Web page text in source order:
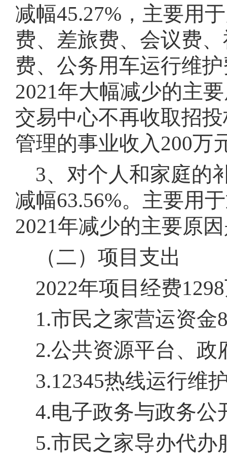
减幅45.27%，主要用
费、差旅费、会议费
费、公务用车运行维
2021年大幅减少的主
交易中心不再收取招
管理的事业收入200万
3、对个人和家庭的
减幅63.56%。 主要用
2021年减少的主要原
（二）项目支出
2022年项目经费
1.市民之家营运资金
2.公共资源平台、政
3.12345热线运行维
4.电子政务与政务公
5.市民之家导办代办